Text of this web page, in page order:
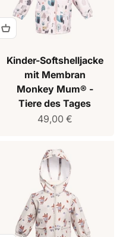
Kinder-Softshelljacke
mit Membran
Monkey Mum® -
Tiere des Tages
Verkaufspreis
49,00 €